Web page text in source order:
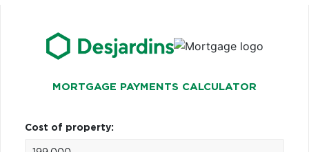
MORTGAGE PAYMENTS CALCULATOR
Cost of property: